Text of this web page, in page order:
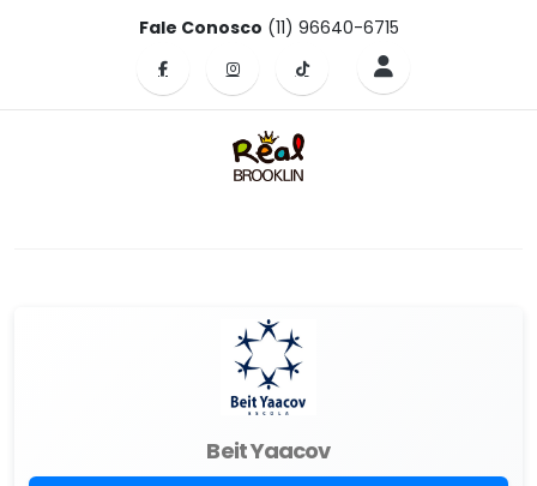
Fale Conosco (11) 96640-6715
Beit Yaacov